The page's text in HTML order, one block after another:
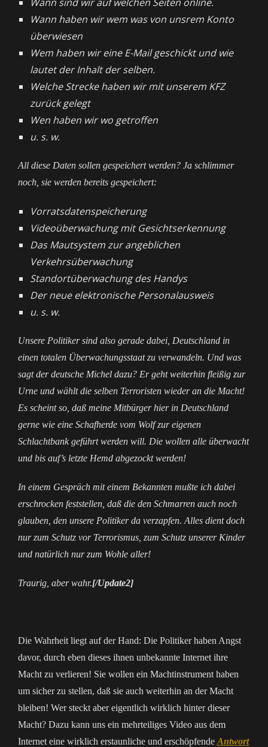
Wann haben wir wem was von unsrem Konto
überwiesen
Wem haben wir eine E-Mail geschickt und wie
lautet der Inhalt der selben.
Welche Strecke haben wir mit unserem KFZ
zurück gelegt
Wen haben wir wo getroffen
u. s. w.
All diese Daten sollen gespeichert werden? Ja schlimmer
noch, sie werden bereits gespeichert:
Vorratsdatenspeicherung
Videoüberwachung mit Gesichtserkennung
Das Mautsystem zur angeblichen
Verkehrsüberwachung
Standortüberwachung des Handys
Der neue elektronische Personalausweis
u. s. w.
Unsere Politiker sind also gerade dabei, Deutschland in
einen totalen Überwachungsstaat zu verwandeln. Und was
sagt der deutsche Michel dazu? Er geht weiterhin fleißig zur
Urne und wählt die selben Terroristen wieder an die Macht!
Es scheint so, daß meine Mitbürger hier in Deutschland
gerne wie eine Schafherde vom Wolf zur eigenen
Schlachtbank geführt werden will. Die wollen alle überwacht
und bis auf’s letzte Hemd abgezockt werden!
In einem Gespräch mit einem Bekannten mußte ich dabei
erschrocken feststellen, daß die den Schmarren auch noch
glauben, den unsere Politiker da verzapfen. Alles dient doch
nur zum Schutz vor Terrorismus, zum Schutz unserer Kinder
und natürlich nur zum Wohle aller!
Traurig, aber wahr.[/Update2]
Die Wahrheit liegt auf der Hand: Die Politiker haben Angst
davor, durch eben dieses ihnen unbekannte Internet ihre
Macht zu verlieren! Sie wollen ein Machtinstrument haben
um sicher zu stellen, daß sie auch weiterhin an der Macht
bleiben! Wer steckt aber eigentlich wirklich hinter dieser
Macht? Dazu kann uns ein mehrteiliges Video aus dem
Internet eine wirklich erstaunliche und erschöpfende Antwort